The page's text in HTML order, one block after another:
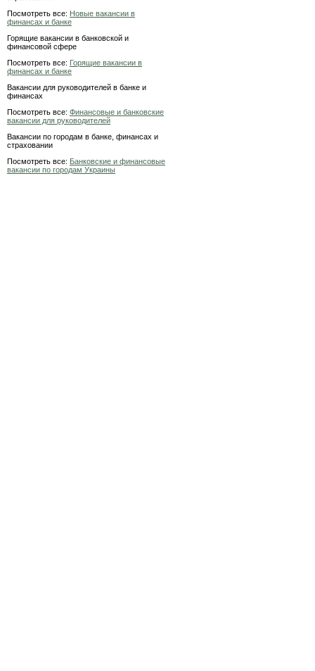
Посмотреть все: Новые вакансии в
финансах и банке
Горящие вакансии в банковской и
финансовой сфере
Посмотреть все: Горящие вакансии в
финансах и банке
Вакансии для руководителей в банке и
финансах
Посмотреть все: Финансовые и банковские
вакансии для руководителей
Вакансии по городам в банке, финансах и
страховании
Посмотреть все: Банковские и финансовые
вакансии по городам Украины